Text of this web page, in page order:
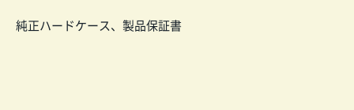
純正ハードケース、製品保証書